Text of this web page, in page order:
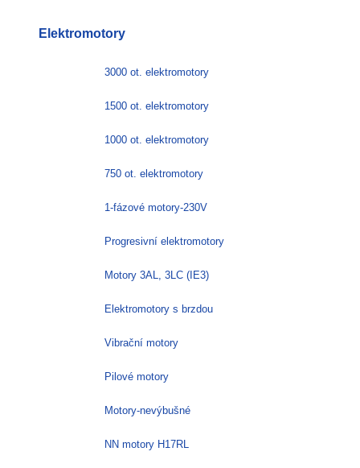
Elektromotory
3000 ot. elektromotory
1500 ot. elektromotory
1000 ot. elektromotory
750 ot. elektromotory
1-fázové motory-230V
Progresivní elektromotory
Motory 3AL, 3LC (IE3)
Elektromotory s brzdou
Vibrační motory
Pilové motory
Motory-nevýbušné
NN motory H17RL